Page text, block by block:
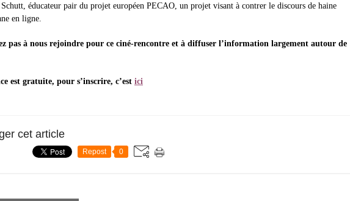
éducateur pair du projet européen PECAO, un projet visant à contrer le discours de haine
en ligne.
pas à nous rejoindre pour ce ciné-rencontre et à diffuser l’information largement autour de
est gratuite, pour s’inscrire, c’est ici
cet article
Repost 0